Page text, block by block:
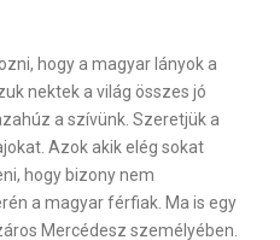
hogy a magyar lányok a
nektek a világ összes jó
a szívünk. Szeretjük a
Azok akik elég sokat
hogy bizony nem
a magyar férfiak. Ma is egy
Mercédesz személyében.